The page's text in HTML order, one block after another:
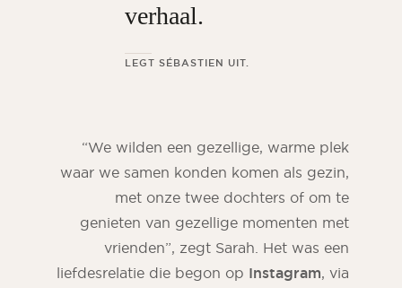
verhaal.
LEGT SÉBASTIEN UIT.
“We wilden een gezellige, warme plek
waar we samen konden komen als gezin,
met onze twee dochters of om te
genieten van gezellige momenten met
vrienden”, zegt Sarah. Het was een
liefdesrelatie die begon op Instagram, via